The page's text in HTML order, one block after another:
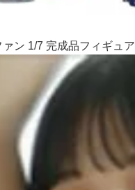
ン 1/7 完成品フィギュア